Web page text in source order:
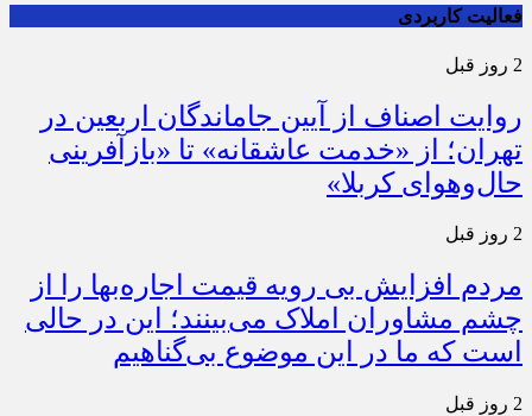
فعالیت کاربردی
2 روز قبل
روایت اصناف از آیین جاماندگان اربعین در
تهران؛ از «خدمت عاشقانه» تا «بازآفرینی
حال‌وهوای کربلا»
2 روز قبل
مردم افزایش بی رویه قیمت اجاره‌بها را از
چشم مشاوران املاک می‌بینند؛ این در حالی
است که ما در این موضوع بی‌گناهیم
2 روز قبل